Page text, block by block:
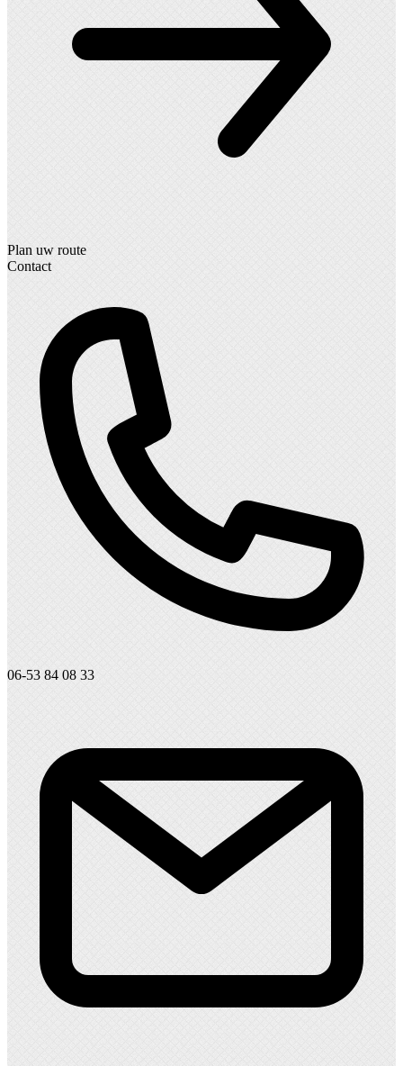
Plan uw route
Contact
06-53 84 08 33